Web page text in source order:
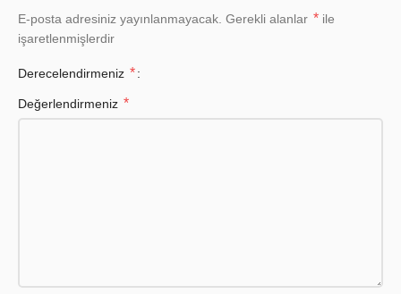
E-posta adresiniz yayınlanmayacak. Gerekli alanlar * ile
işaretlenmişlerdir
Derecelendirmeniz *
Değerlendirmeniz *